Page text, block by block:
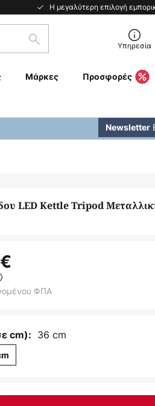
Η μεγαλύτερη επιλογή
Αναζήτηση Υπηρεσία
Μάρκες Προσφορές
Newsletter
LED Kettle Tripod
ΦΠΑ
cm): 36 cm